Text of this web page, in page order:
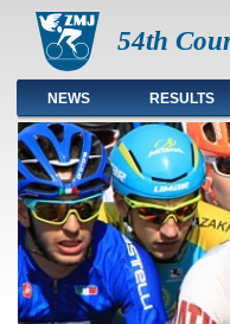
54th
Main menu en
NEWS RESULTS